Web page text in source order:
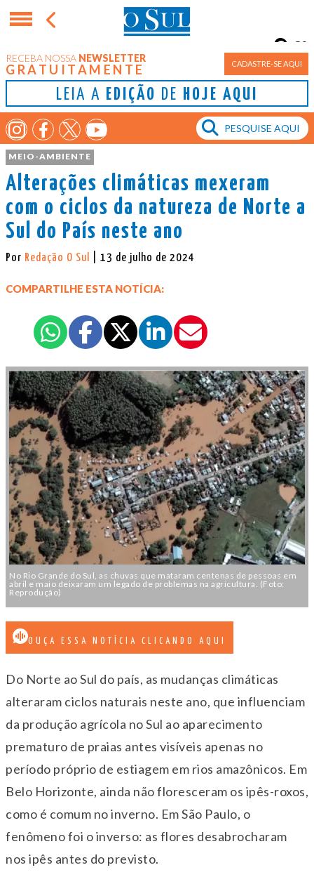
RECEBA NOSSA NEWSLETTER
GRATUITAMENTE CADASTRE-SE AQUI
LEIA A EDIÇÃO DE HOJE AQUI
Porto Alegre
8°
MEIO-AMBIENTE
Alterações climáticas mexeram
com o ciclos da natureza de Norte a
Sul do País neste ano
Por Redação O Sul | 13 de julho de 2024
COMPARTILHE ESTA NOTÍCIA:
No Rio Grande do Sul, as chuvas que mataram centenas de pessoas em
abril e maio deixaram um legado de problemas na agricultura. (Foto:
Reprodução)
OUÇA ESSA NOTÍCIA CLICANDO AQUI
Do Norte ao Sul do país, as mudanças climáticas
alteraram ciclos naturais neste ano, que influenciam
da produção agrícola no Sul ao aparecimento
prematuro de praias antes visíveis apenas no
período próprio de estiagem em rios amazônicos. Em
Belo Horizonte, ainda não floresceram os ipês-roxos,
como é comum no inverno. Em São Paulo, o
fenômeno foi o inverso: as flores desabrocharam
nos ipês antes do previsto.